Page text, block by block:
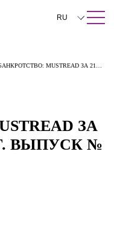
Закрыть
RU
中文
Italiano
MUSTREAD ЗА 21–
ЗА
Г. ВЫПУСК №